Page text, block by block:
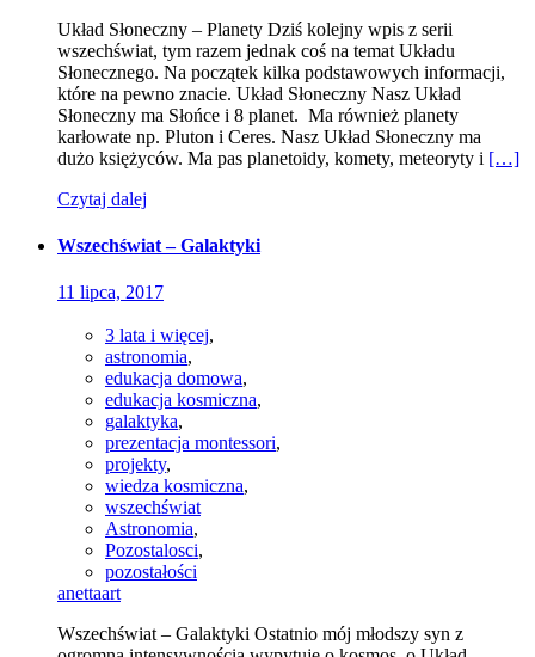
Układ Słoneczny – Planety Dziś kolejny wpis z serii
wszechświat, tym razem jednak coś na temat Układu
Słonecznego. Na początek kilka podstawowych informacji,
które na pewno znacie. Układ Słoneczny Nasz Układ
Słoneczny ma Słońce i 8 planet. Ma również planety
karłowate np. Pluton i Ceres. Nasz Układ Słoneczny ma
dużo księżyców. Ma pas planetoidy, komety, meteoryty i […]
Czytaj dalej
Wszechświat – Galaktyki
11 lipca, 2017
3 lata i więcej,
astronomia,
edukacja domowa,
edukacja kosmiczna,
galaktyka,
prezentacja montessori,
projekty,
wiedza kosmiczna,
wszechświat
Astronomia,
Pozostalosci,
pozostałości
anettaart
Wszechświat – Galaktyki Ostatnio mój młodszy syn z